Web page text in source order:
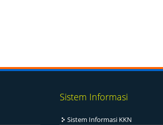
Sistem Informasi
Sistem Informasi KKN